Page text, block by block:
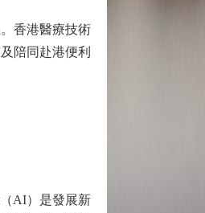
香港醫療技術
陪同赴港便利
AI）是發展新